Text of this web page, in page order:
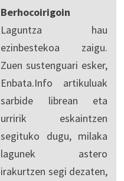
Berhocoirigoin
Laguntza hau
ezinbestekoa zaigu.
Zuen sustenguari esker,
Enbata.Info artikuluak
sarbide librean eta
urririk eskaintzen
segituko dugu, milaka
lagunek astero
irakurtzen segi dezaten,